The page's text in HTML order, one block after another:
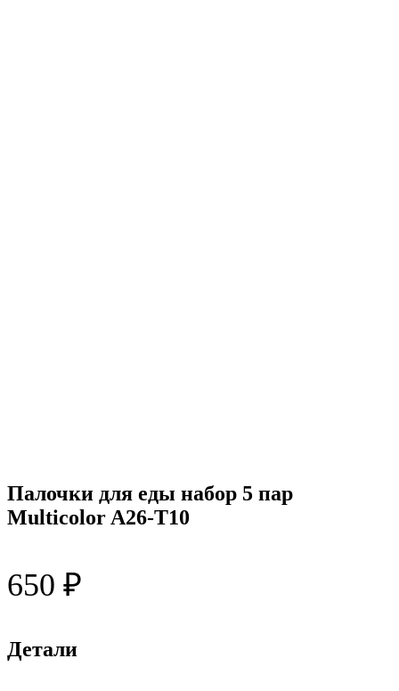
Палочки для еды набор 5 пар
Multicolor A26-T10
650 ₽
Детали